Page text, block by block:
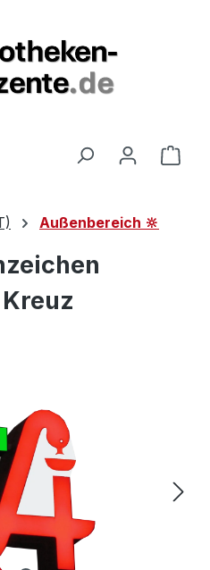
Außenbereich 🔆